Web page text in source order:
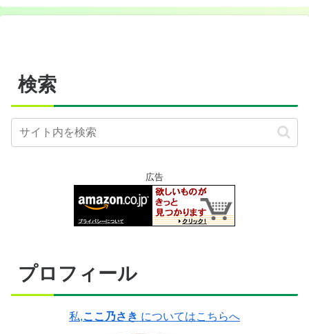
検索
広告
プロフィール
私,ここ乃さき についてはこちらへ